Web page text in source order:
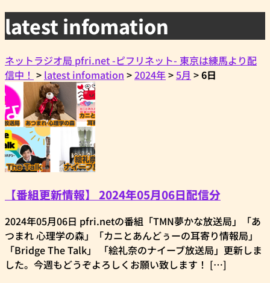
latest infomation
ネットラジオ局 pfri.net -ピフリネット- 東京は練馬より配
信中！ > latest infomation >2024年>5月 >6日
【番組更新情報】 2024年05月06日配信分
2024年05月06日 pfri.netの番組「TMN夢かな放送局」「あ
つまれ 心理学の森」「カニとあんどぅーの耳寄り情報局」
「Bridge The Talk」 「絵礼奈のナイーブ放送局」更新しま
した。今週もどうぞよろしくお願い致します！ […]